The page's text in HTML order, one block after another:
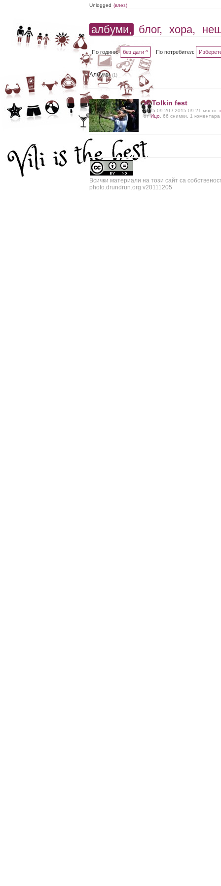
Unlogged (влез)
албуми, блог, хора,
По години: без дати ^ По потребител:
Албуми(1)
XI Tolkin fest
2015-09-20 / 2015-09-21 място:
отИцо , 66 снимки, 1 коментара
Всички материали на този сайт са
photo.drundrun.org v20111205